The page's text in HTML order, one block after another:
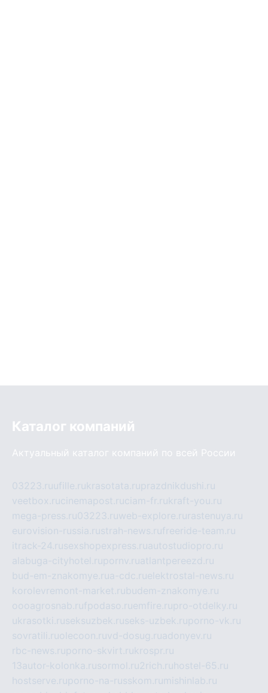
Каталог компаний
Актуальный каталог компаний по всей России
03223.ruufille.rukrasotata.ruprazdnikdushi.ru
veetbox.rucinemapost.ruciam-fr.rukraft-you.ru
mega-press.ru03223.ruweb-explore.ru rastenuya.ru
eurovision-russia.rustrah-news.rufreeride-team.ru
itrack-24.rusexshopexpress.ruautostudiopro.ru
alabuga-cityhotel.rupornv.ruatlantpereezd.ru
bud-em-znakomye.rua-cdc.ruelektrostal-news.ru
korolevremont-market.rubudem-znakomye.ru
oooagrosnab.rufpodaso.ruemfire.rupro-otdelky.ru
ukrasotki.ruseksuzbek.ruseks-uzbek.ruporno-vk.ru
sovratili.ruolecoon.ruvd-dosug.ruadonyev.ru
rbc-news.ruporno-skvirt.rukrospr.ru
13autor-kolonka.rusormol.ru2rich.ru hostel-65.ru
hostserve.ruporno-na-russkom.ru mishinlab.ru